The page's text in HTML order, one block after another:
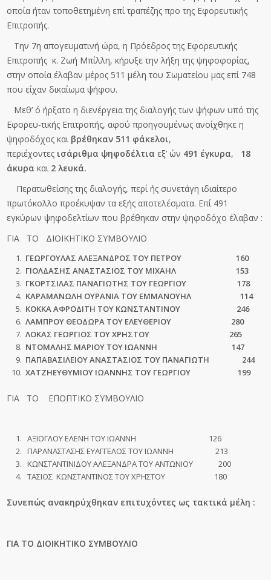
οποία ήταν τοποθετημένη επί τραπέζης προ της Εφορευτικής
Επιτροπής.
Την 7η απογευματινή ώρα, η Πρόεδρος της Εφορευτικής
Επιτροπής κ. Ζωή Μπίλλη, κήρυξε την λήξη της ψηφοφορίας,
στην οποία έλαβαν μέρος 511 μέλη του Σωματείου μας επί 748
που είχαν δικαίωμα ψήφου.
Μεθ’ ό ήρξατο η διενέργεια της διαλογής των ψήφων υπό της
Εφορευ-τικής Επιτροπής, αφού προηγουμένως ανοίχθηκε η
ψηφοδόχος και βρέθηκαν 511 φάκελοι,
περιέχοντες ισάριθμα ψηφοδέλτια εξ’ ών 491 έγκυρα,
18
άκυρα και 2 λευκά.
Περατωθείσης της διαλογής, περί ής συνετάγη ιδιαίτερο
πρωτόκολλο προέκυψαν τα εξής αποτελέσματα. Επί 491
εγκύρων ψηφοδελτίων που βρέθηκαν στην ψηφοδόχο έλαβαν :
ΓΙΑ ΤΟ ΔΙΟΙΚΗΤΙΚΟ ΣΥΜΒΟΥΛΙΟ
ΓΕΩΡΓΟΥΛΑΣ ΑΛΕΞΑΝΔΡΟΣ ΤΟΥ ΠΕΤΡΟΥ 160
ΓΙΟΛΔΑΣΗΣ ΑΝΑΣΤΑΣΙΟΣ ΤΟΥ ΜΙΧΑΗΛ 153
ΓΚΟΡΤΣΙΛΑΣ ΠΑΝΑΓΙΩΤΗΣ ΤΟΥ ΓΕΩΡΓΙΟΥ 178
ΚΑΡΑΜΑΝΩΛΗ ΟΥΡΑΝΙΑ ΤΟΥ ΕΜΜΑΝΟΥΗΛ 114
ΚΟΚΚΑ ΑΦΡΟΔΙΤΗ ΤΟΥ ΚΩΝΣΤΑΝΤΙΝΟΥ 246
ΛΑΜΠΡΟΥ ΘΕΟΔΩΡΑ ΤΟΥ ΕΛΕΥΘΕΡΙΟΥ 280
ΛΟΚΑΣ ΓΕΩΡΓΙΟΣ ΤΟΥ ΧΡΗΣΤΟΥ 265
ΝΤΟΜΑΛΗΣ ΜΑΡΙΟΥ ΤΟΥ ΙΩΑΝΝΗ 147
ΠΑΠΑΒΑΣΙΛΕΙΟΥ ΑΝΑΣΤΑΣΙΟΣ ΤΟΥ ΠΑΝΑΓΙΩΤΗ 244
ΧΑΤΖΗΕΥΘΥΜΙΟΥ ΙΩΑΝΝΗΣ ΤΟΥ ΓΕΩΡΓΙΟΥ 199
ΓΙΑ ΤΟ ΕΠΟΠΤΙΚΟ ΣΥΜΒΟΥΛΙΟ
ΑΞΙΟΓΛΟΥ ΕΛΕΝΗ ΤΟΥ ΙΩΑΝΝΗ 126
ΠΑΡΑΝΑΣΤΑΣΗΣ ΕΥΑΓΓΕΛΟΣ ΤΟΥ ΙΩΑΝΝΗ 213
ΚΩΝΣΤΑΝΤΙΝΙΔΟΥ ΑΛΕΞΑΝΔΡΑ ΤΟΥ ΑΝΤΩΝΙΟΥ 200
ΤΑΣΙΟΣ ΚΩΝΣΤΑΝΤΙΝΟΣ ΤΟΥ ΧΡΗΣΤΟΥ 180
Συνεπώς ανακηρύχθηκαν επιτυχόντες ως τακτικά μέλη :
ΓΙΑ ΤΟ ΔΙΟΙΚΗΤΙΚΟ ΣΥΜΒΟΥΛΙΟ